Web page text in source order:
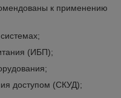
к применению
(ИБП);
доступом (СКУД);